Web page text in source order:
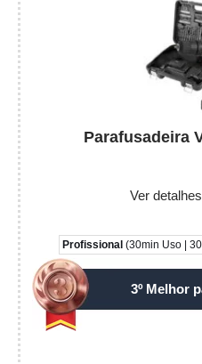
Parafusadeira
Ver
Profissional (30min Uso |
3º Melhor